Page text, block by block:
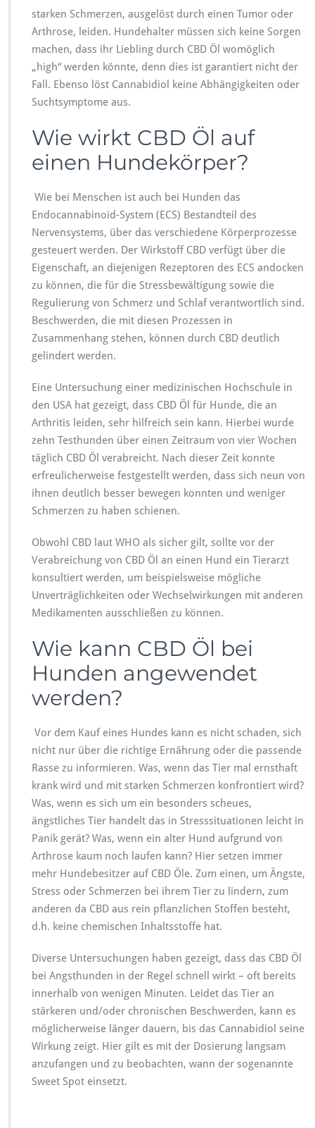
starken Schmerzen, ausgelöst durch einen Tumor oder
Arthrose, leiden. Hundehalter müssen sich keine Sorgen
machen, dass ihr Liebling durch CBD Öl womöglich
„high“ werden könnte, denn dies ist garantiert nicht der
Fall. Ebenso löst Cannabidiol keine Abhängigkeiten oder
Suchtsymptome aus.
Wie wirkt CBD Öl auf
einen Hundekörper?
Wie bei Menschen ist auch bei Hunden das
Endocannabinoid-System (ECS) Bestandteil des
Nervensystems, über das verschiedene Körperprozesse
gesteuert werden. Der Wirkstoff CBD verfügt über die
Eigenschaft, an diejenigen Rezeptoren des ECS andocken
zu können, die für die Stressbewältigung sowie die
Regulierung von Schmerz und Schlaf verantwortlich sind.
Beschwerden, die mit diesen Prozessen in
Zusammenhang stehen, können durch CBD deutlich
gelindert werden.
Eine Untersuchung einer medizinischen Hochschule in
den USA hat gezeigt, dass CBD Öl für Hunde, die an
Arthritis leiden, sehr hilfreich sein kann. Hierbei wurde
zehn Testhunden über einen Zeitraum von vier Wochen
täglich CBD Öl verabreicht. Nach dieser Zeit konnte
erfreulicherweise festgestellt werden, dass sich neun von
ihnen deutlich besser bewegen konnten und weniger
Schmerzen zu haben schienen.
Obwohl CBD laut WHO als sicher gilt, sollte vor der
Verabreichung von CBD Öl an einen Hund ein Tierarzt
konsultiert werden, um beispielsweise mögliche
Unverträglichkeiten oder Wechselwirkungen mit anderen
Medikamenten ausschließen zu können.
Wie kann CBD Öl bei
Hunden angewendet
werden?
Vor dem Kauf eines Hundes kann es nicht schaden, sich
nicht nur über die richtige Ernährung oder die passende
Rasse zu informieren. Was, wenn das Tier mal ernsthaft
krank wird und mit starken Schmerzen konfrontiert wird?
Was, wenn es sich um ein besonders scheues,
ängstliches Tier handelt das in Stresssituationen leicht in
Panik gerät? Was, wenn ein alter Hund aufgrund von
Arthrose kaum noch laufen kann? Hier setzen immer
mehr Hundebesitzer auf CBD Öle. Zum einen, um Ängste,
Stress oder Schmerzen bei ihrem Tier zu lindern, zum
anderen da CBD aus rein pflanzlichen Stoffen besteht,
d.h. keine chemischen Inhaltsstoffe hat.
Diverse Untersuchungen haben gezeigt, dass das CBD Öl
bei Angsthunden in der Regel schnell wirkt – oft bereits
innerhalb von wenigen Minuten. Leidet das Tier an
stärkeren und/oder chronischen Beschwerden, kann es
möglicherweise länger dauern, bis das Cannabidiol seine
Wirkung zeigt. Hier gilt es mit der Dosierung langsam
anzufangen und zu beobachten, wann der sogenannte
Sweet Spot einsetzt.